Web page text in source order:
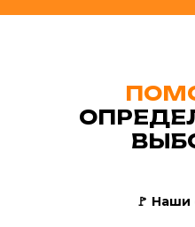
🚩 Наши